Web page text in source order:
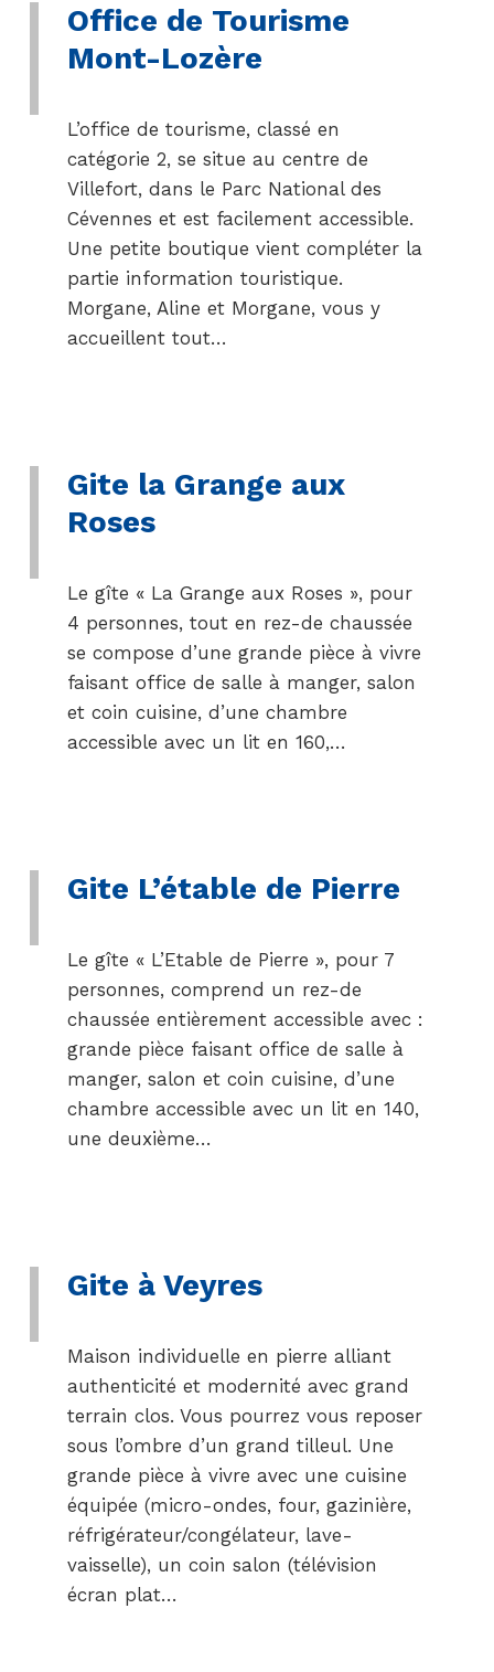
Office de Tourisme
Mont-Lozère
L’office de tourisme, classé en
catégorie 2, se situe au centre de
Villefort, dans le Parc National des
Cévennes et est facilement accessible.
Une petite boutique vient compléter la
partie information touristique.
Morgane, Aline et Morgane, vous y
accueillent tout…
Gite la Grange aux
Roses
Le gîte « La Grange aux Roses », pour
4 personnes, tout en rez-de chaussée
se compose d’une grande pièce à vivre
faisant office de salle à manger, salon
et coin cuisine, d’une chambre
accessible avec un lit en 160,…
Gite L’étable de Pierre
Le gîte « L’Etable de Pierre », pour 7
personnes, comprend un rez-de
chaussée entièrement accessible avec :
grande pièce faisant office de salle à
manger, salon et coin cuisine, d’une
chambre accessible avec un lit en 140,
une deuxième…
Gite à Veyres
Maison individuelle en pierre alliant
authenticité et modernité avec grand
terrain clos. Vous pourrez vous reposer
sous l’ombre d’un grand tilleul. Une
grande pièce à vivre avec une cuisine
équipée (micro-ondes, four, gazinière,
réfrigérateur/congélateur, lave-
vaisselle), un coin salon (télévision
écran plat…